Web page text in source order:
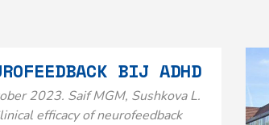
BIJ ADHD
2023. Saif MGM, Sushkova L.
efficacy of neurofeedback